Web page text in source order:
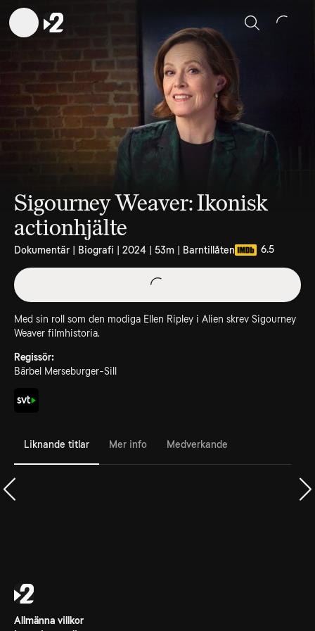
Sök
Sigourney Weaver: Ikonisk
actionhjälte
Dokumentär | Biografi | 2024 | 53m | Barntillåten 6.5
Med sin roll som den modiga Ellen Ripley i Alien skrev Sigourney
Weaver filmhistoria.
Regissör:
Bärbel Merseburger-Sill
Liknande titlar Mer info Medverkande
Allmänna villkor